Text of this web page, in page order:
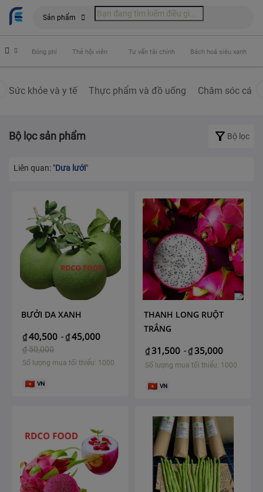
Sản phẩm
Đóng phí Thẻ hội viên Tư vấn tài chính Bách hoá siêu xanh
Sức khỏe và y tế Thực phẩm và đồ uống Chăm sóc cá
Bộ lọc sản phẩm Bộ lọc
Liên quan: "Dưa lưới"
BƯỞI DA XANH
₫40,500 -₫45,000
₫50,000
Số lượng mua tối thiểu: 1000
VN
THANH LONG RUỘT
TRẮNG
₫31,500 -₫35,000
Số lượng mua tối thiểu: 1000
VN